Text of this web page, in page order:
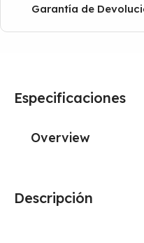
Garantía de
Descripción
Especificaciones
Overview